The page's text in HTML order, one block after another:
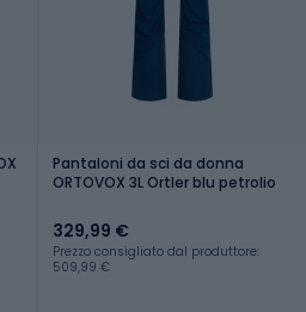
Pantaloni da sci da donna
ORTOVOX 3L Ortler blu petrolio
329,99 €
Prezzo consigliato dal produttore:
509,99 €